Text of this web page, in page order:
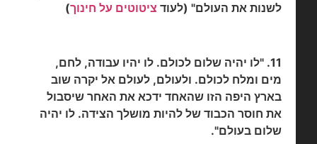
לשנות את העולם" (לעודציטוטים על חינוך)
11. "לו יהיה שלום לכולם. לו יהיו עבודה, לחם,
מים ומלח לכולם. ולעולם, לעולם אל יקרה שוב
בארץ היפה הזו שהאחד ידכא את האחר שיסבול
את חוסר הכבוד של להיות מושלך הצידה. לו יהיה
שלום בעולם".